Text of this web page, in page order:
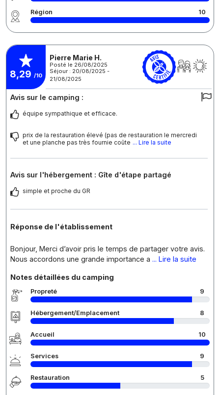
Région 10
8,29 /10
Pierre Marie H.
Posté le 26/08/2025
Séjour : 20/08/2025 -
21/08/2025
Avis sur le camping :
équipe sympathique et efficace.
prix de la restauration élevé (pas de restauration le mercredi
et une planche pas très fournie coûte ... Lire la suite
Avis sur l'hébergement : Gîte d'étape partagé
simple et proche du GR
Réponse de l'établissement
Bonjour, Merci d’avoir pris le temps de partager votre avis.
Nous accordons une grande importance a ... Lire la suite
Notes détaillées du camping
Propreté 9
Hébergement/Emplacement 8
Accueil 10
Services 9
Restauration 5